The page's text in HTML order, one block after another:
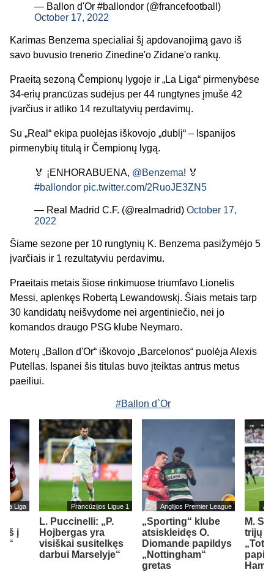
— Ballon d'Or #ballondor (@francefootball)
October 17, 2022
Karimas Benzema specialiai šį apdovanojimą gavo iš
savo buvusio trenerio Zinedine'o Zidane'o rankų.
Praeitą sezoną Čempionų lygoje ir „La Liga“ pirmenybėse
34-erių prancūzas sudėjus per 44 rungtynes įmušė 42
įvarčius ir atliko 14 rezultatyvių perdavimų.
Su „Real“ ekipa puolėjas iškovojo „dublį“ – Ispanijos
pirmenybių titulą ir Čempionų lygą.
🏅 ¡ENHORABUENA, @Benzema! 🏅
#ballondor pic.twitter.com/2RuoJE3ZN5
— Real Madrid C.F. (@realmadrid) October 17,
2022
Šiame sezone per 10 rungtynių K. Benzema pasižymėjo 5
įvarčiais ir 1 rezultatyviu perdavimu.
Praeitais metais šiose rinkimuose triumfavo Lionelis
Messi, aplenkęs Robertą Lewandowskį. Šiais metais tarp
30 kandidatų neišvydome nei argentiniečio, nei jo
komandos draugo PSG klube Neymaro.
Moterų „Ballon d'Or“ iškovojo „Barcelonos“ puolėja Alexis
Putellas. Ispanei šis titulas buvo įteiktas antrus metus
paeiliui.
#Ballon d`Or
La Liga
į
Prancūzijos Ligue 1
L. Puccinelli: „P.
Hojbergas yra
visiškai susitelkęs
darbui Marselyje“
Anglijos Premier League
„Sporting“ klube
atsiskleidęs O.
Diomande papildys
„Nottingham“
gretas
M.
trijų